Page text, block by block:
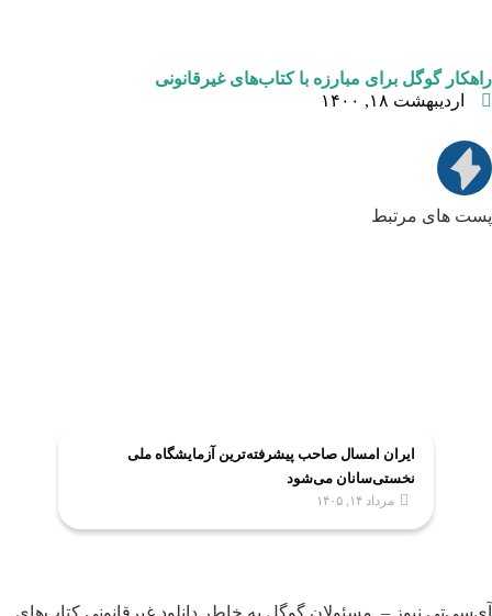
راهکار گوگل برای مبارزه با کتاب‌های غیرقانونی
اردیبهشت ۱۸, ۱۴۰۰
پست های مرتبط
ایران امسال صاحب پیشرفته‌ترین آزمایشگاه ملی
نخستی‌سانان می‌شود
مرداد ۱۴, ۱۴۰۵
آی‌سی‌تی نیوز – مسئولان گوگل به خاطر دانلود غیرقانونی کتاب‌های